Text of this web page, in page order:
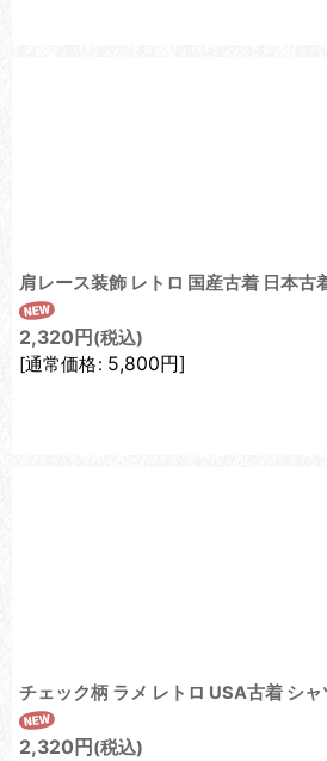
肩レース装飾 レトロ 国産古着 日本古
2,320 円 (税込)
[通常価格: 5,800円]
チェック柄 ラメ レトロ USA古着 シ
2,320 円 (税込)